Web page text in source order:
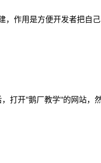
作用是方便开发者把自
开"鹅厂教学"的网站，